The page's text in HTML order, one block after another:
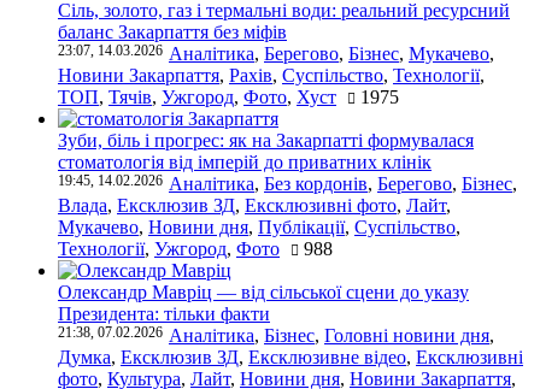
Сіль, золото, газ і термальні води: реальний ресурсний
баланс Закарпаття без міфів
23:07, 14.03.2026 Аналітика, Берегово, Бізнес, Мукачево,
Новини Закарпаття, Рахів, Суспільство, Технології,
ТОП, Тячів, Ужгород, Фото, Хуст 1975
Зуби, біль і прогрес: як на Закарпатті формувалася
стоматологія від імперій до приватних клінік
19:45, 14.02.2026 Аналітика, Без кордонів, Берегово, Бізнес,
Влада, Ексклюзив ЗД, Ексклюзивні фото, Лайт,
Мукачево, Новини дня, Публікації, Суспільство,
Технології, Ужгород, Фото 988
Олександр Мавріц — від сільської сцени до указу
Президента: тільки факти
21:38, 07.02.2026 Аналітика, Бізнес, Головні новини дня,
Думка, Ексклюзив ЗД, Ексклюзивне відео, Ексклюзивні
фото, Культура, Лайт, Новини дня, Новини Закарпаття,